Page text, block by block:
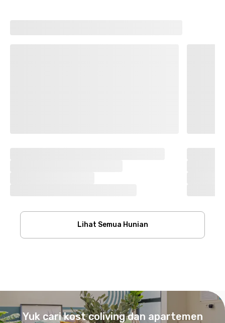
Lihat Semua Hunian
Yuk cari kost coliving dan apartemen